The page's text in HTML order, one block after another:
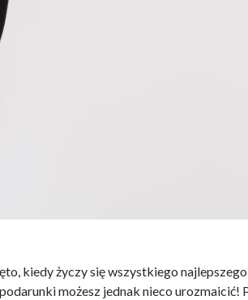
kiedy życzy się wszystkiego
możesz jednak nieco urozmaicić!